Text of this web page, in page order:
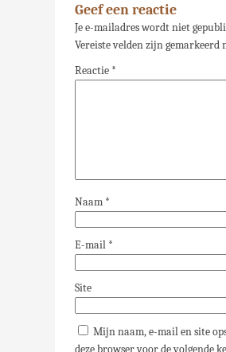
Geef een reactie
Je e-mailadres wordt niet
Vereiste velden zijn gemarkeerd
Reactie *
Naam *
E-mail *
Site
Mijn naam, e-mail en site
deze browser voor de volgende